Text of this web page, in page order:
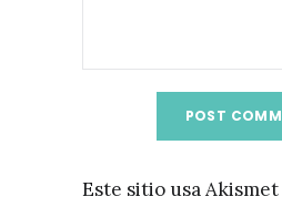
Este sitio usa